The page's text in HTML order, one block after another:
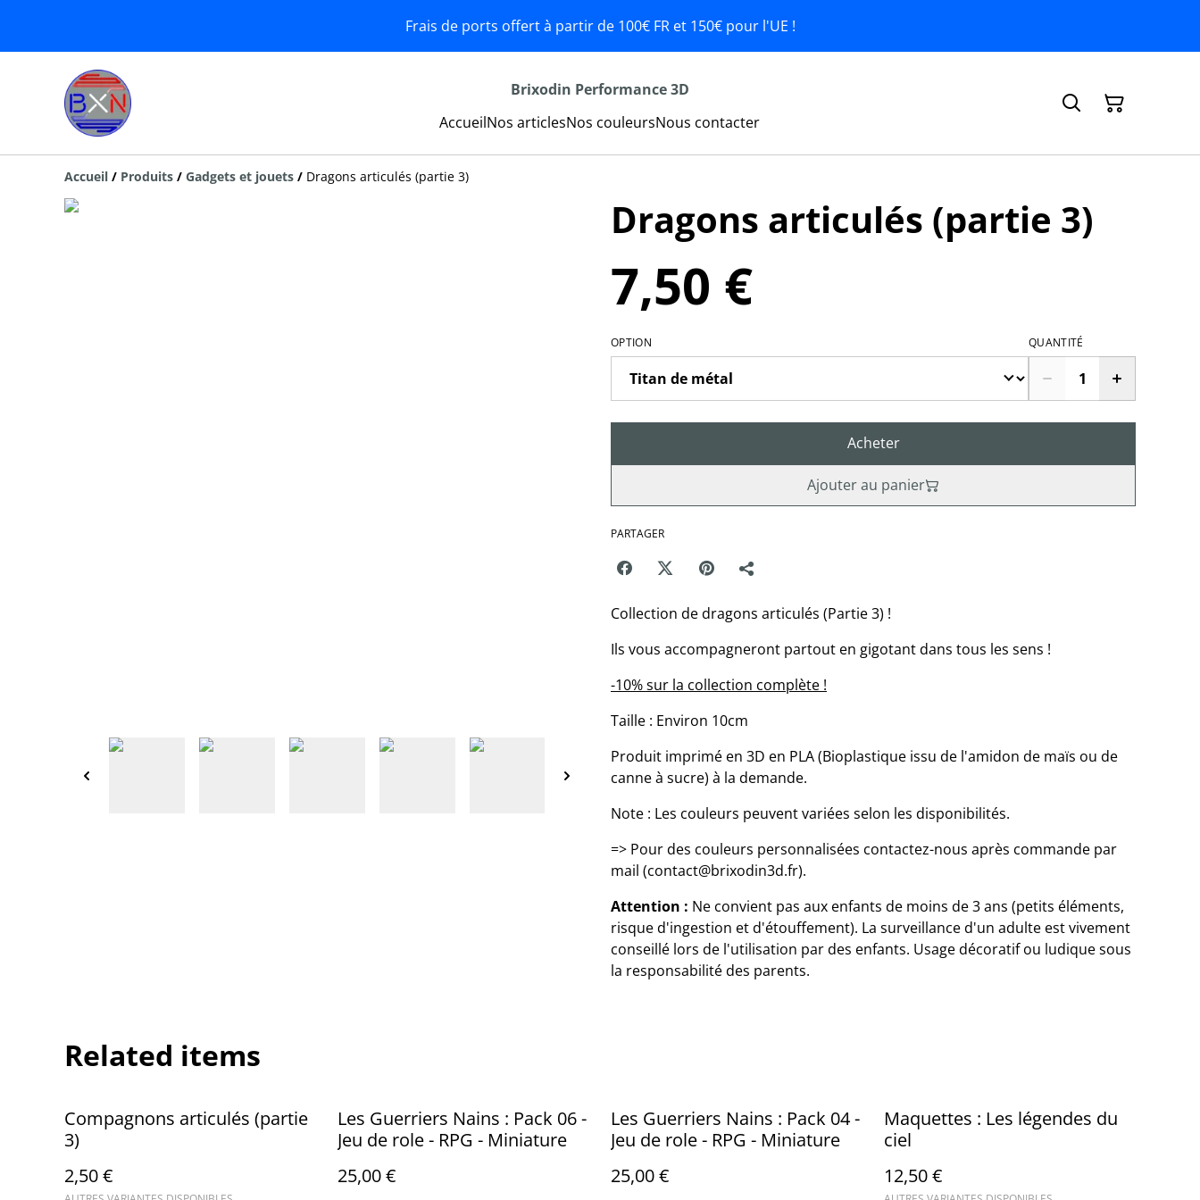
Frais de ports offert à partir de 100€ FR et 150€ pour l'UE !
Brixodin Performance 3D
AccueilNos articlesNos couleursNous contacter
Accueil / Produits / Gadgets et jouets / Dragons articulés (partie 3)
Dragons articulés (partie 3)
7,50 €
OPTION QUANTITÉ
Acheter
Ajouter au panier
PARTAGER
Collection de dragons articulés (Partie 3) !
Ils vous accompagneront partout en gigotant dans tous les sens !
-10% sur la collection complète !
Taille : Environ 10cm
Produit imprimé en 3D en PLA (Bioplastique issu de l'amidon de maïs ou de
canne à sucre) à la demande.
Note : Les couleurs peuvent variées selon les disponibilités.
=> Pour des couleurs personnalisées contactez-nous après commande par
mail (contact@brixodin3d.fr).
Attention : Ne convient pas aux enfants de moins de 3 ans (petits éléments,
risque d'ingestion et d'étouffement). La surveillance d'un adulte est vivement
conseillé lors de l'utilisation par des enfants. Usage décoratif ou ludique sous
la responsabilité des parents.
Related items
Compagnons articulés (partie
3)
2,50 €
Les Guerriers Nains : Pack 06 -
Jeu de role - RPG - Miniature
25,00 €
Les Guerriers Nains : Pack 04 -
Jeu de role - RPG - Miniature
25,00 €
Maquettes : Les légendes du
ciel
12,50 €